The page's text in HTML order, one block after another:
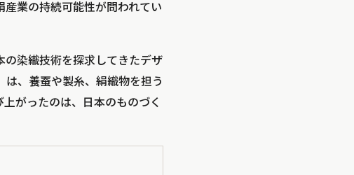
産業の持続可能性が問われてい
の染織技術を探求してきたデザ
、養蚕や製糸、絹織物を担う
がったのは、日本のものづく